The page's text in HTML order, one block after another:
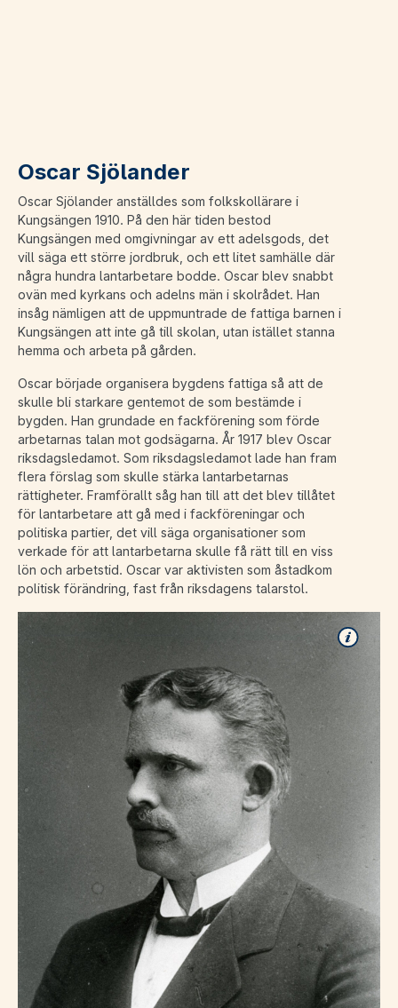
Oscar Sjölander
Oscar Sjölander anställdes som folkskollärare i
Kungsängen 1910. På den här tiden bestod
Kungsängen med omgivningar av ett adelsgods, det
vill säga ett större jordbruk, och ett litet samhälle där
några hundra lantarbetare bodde. Oscar blev snabbt
ovän med kyrkans och adelns män i skolrådet. Han
insåg nämligen att de uppmuntrade de fattiga barnen i
Kungsängen att inte gå till skolan, utan istället stanna
hemma och arbeta på gården.
Oscar började organisera bygdens fattiga så att de
skulle bli starkare gentemot de som bestämde i
bygden. Han grundade en fackförening som förde
arbetarnas talan mot godsägarna. År 1917 blev Oscar
riksdagsledamot. Som riksdagsledamot lade han fram
flera förslag som skulle stärka lantarbetarnas
rättigheter. Framförallt såg han till att det blev tillåtet
för lantarbetare att gå med i fackföreningar och
politiska partier, det vill säga organisationer som
verkade för att lantarbetarna skulle få rätt till en viss
lön och arbetstid. Oscar var aktivisten som åstadkom
politisk förändring, fast från riksdagens talarstol.